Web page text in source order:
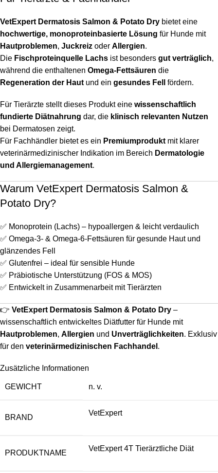
VetExpert Dermatosis Salmon & Potato Dry bietet eine
hochwertige, monoproteinbasierte Lösung für Hunde mit
Hautproblemen, Juckreiz oder Allergien.
Die Fischproteinquelle Lachs ist besonders gut verträglich,
während die enthaltenen Omega-Fettsäuren die
Regeneration der Haut und ein gesundes Fell fördern.
Für Tierärzte stellt dieses Produkt eine wissenschaftlich
fundierte Diätnahrung dar, die klinisch relevanten Nutzen
bei Dermatosen zeigt.
Für Fachhändler bietet es ein Premiumprodukt mit klarer
veterinärmedizinischer Indikation im Bereich Dermatologie
und Allergiemanagement.
Warum VetExpert Dermatosis Salmon &
Potato Dry?
✅ Monoprotein (Lachs) – hypoallergen & leicht verdaulich
✅ Omega-3- & Omega-6-Fettsäuren für gesunde Haut und
glänzendes Fell
✅ Glutenfrei – ideal für sensible Hunde
✅ Präbiotische Unterstützung (FOS & MOS)
✅ Entwickelt in Zusammenarbeit mit Tierärzten
👉 VetExpert Dermatosis Salmon & Potato Dry –
wissenschaftlich entwickeltes Diätfutter für Hunde mit
Hautproblemen, Allergien und Unverträglichkeiten. Exklusiv
für den veterinärmedizinischen Fachhandel .
Zusätzliche Informationen
GEWICHT n. v.
BRAND
VetExpert
PRODUKTNAME
VetExpert 4T Tierärztliche Diät